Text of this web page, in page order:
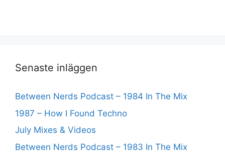
Senaste inläggen
Between Nerds Podcast – 1984 In The Mix
1987 – How I Found Techno
July Mixes & Videos
Between Nerds Podcast – 1983 In The Mix